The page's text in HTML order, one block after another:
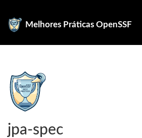
Melhores Práticas OpenSSF
jpa-spec